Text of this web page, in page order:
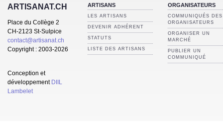
ARTISANAT.CH
Place du Collège 2
CH-2123 St-Sulpice
contact@artisanat.ch
Copyright : 2003-2026
Conception et
développement DIIL
Lambelet
ARTISANS
LES ARTISANS
DEVENIR ADHÉRENT
STATUTS
LISTE DES ARTISANS
ORGANISATEURS
COMMUNIQUÉS DES
ORGANISATEURS
ORGANISER UN
MARCHÉ
PUBLIER UN
COMMUNIQUÉ